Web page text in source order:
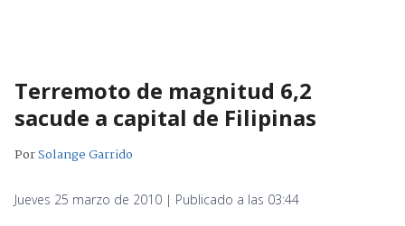
Terremoto de magnitud 6,2
sacude a capital de Filipinas
PorSolange Garrido
Jueves 25 marzo de 2010 | Publicado a las 03:44